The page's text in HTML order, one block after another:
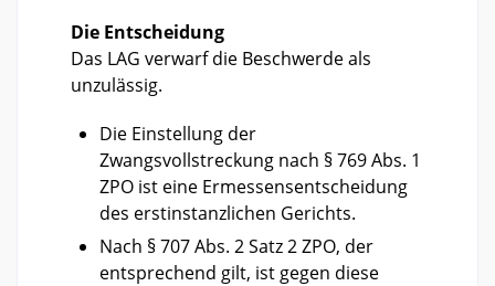
Die Entscheidung
Das LAG verwarf die Beschwerde als
unzulässig.
Die Einstellung der
Zwangsvollstreckung nach § 769 Abs. 1
ZPO ist eine Ermessensentscheidung
des erstinstanzlichen Gerichts.
Nach § 707 Abs. 2 Satz 2 ZPO, der
entsprechend gilt, ist gegen diese